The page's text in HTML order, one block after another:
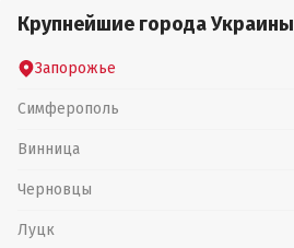
Крупнейшие города Украины
Запорожье
Симферополь
Винница
Черновцы
Луцк